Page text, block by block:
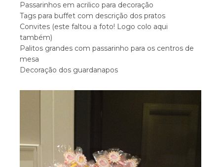
Passarinhos em acrilico para decoração
Tags para buffet com descrição dos pratos
Convites (este faltou a foto! Logo colo aqui
também)
Palitos grandes com passarinho para os centros de
mesa
Decoração dos guardanapos